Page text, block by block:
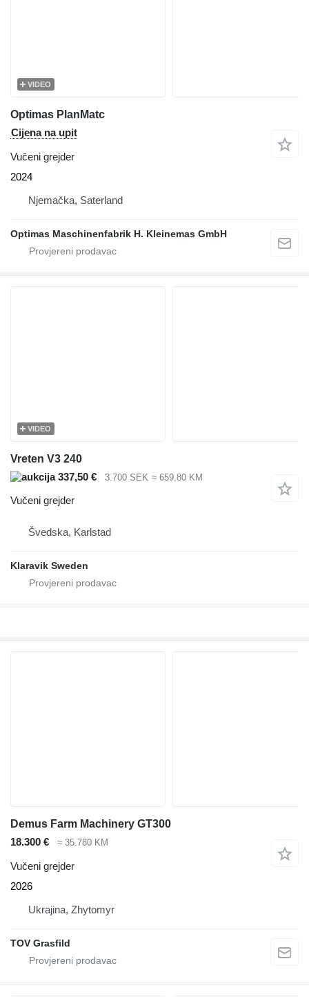
VIDEO
Optimas PlanMatc
Cijena na upit
Vučeni grejder
2024
Njemačka, Saterland
Optimas Maschinenfabrik H. Kleinemas GmbH
VIDEO
Vreten V3 240
337,50 €
3.700 SEK ≈ 659,80 KM
Vučeni grejder
Švedska, Karlstad
Klaravik Sweden
Demus Farm Machinery GT300
18.300 €
≈ 35.780 KM
Vučeni grejder
2026
Ukrajina, Zhytomyr
TOV Grasfild